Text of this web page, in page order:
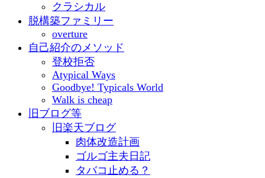
クラシカル
脱構築ファミリー
overture
自己紹介のメソッド
登校拒否
Atypical Ways
Goodbye! Typicals World
Walk is cheap
旧ブログ等
旧楽天ブログ
肉体改造計画
ゴルゴ主夫日記
タバコ止める？